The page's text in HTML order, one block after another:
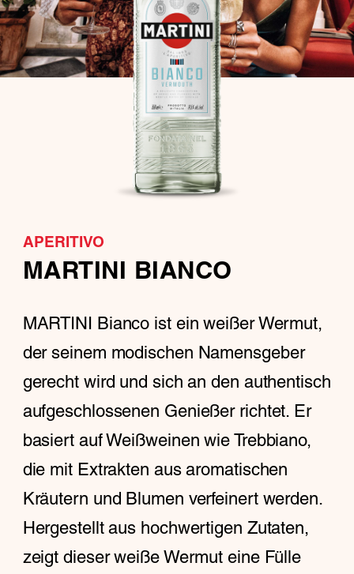
APERITIVO
MARTINI BIANCO
MARTINI Bianco ist ein weißer Wermut,
der seinem modischen Namensgeber
gerecht wird und sich an den authentisch
aufgeschlossenen Genießer richtet. Er
basiert auf Weißweinen wie Trebbiano,
die mit Extrakten aus aromatischen
Kräutern und Blumen verfeinert werden.
Hergestellt aus hochwertigen Zutaten,
zeigt dieser weiße Wermut eine Fülle